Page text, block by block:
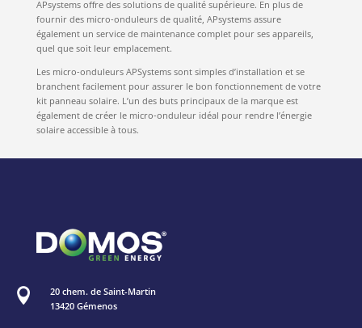
APsystems offre des solutions de qualité supérieure. En plus de
fournir des micro-onduleurs de qualité, APsystems assure
également un service de maintenance complet pour ses appareils,
quel que soit leur emplacement.
Les micro-onduleurs APSystems sont simples d’installation et se
branchent facilement pour assurer le bon fonctionnement de votre
kit panneau solaire. L’un des buts principaux de la marque est
également de créer le micro-onduleur idéal pour rendre l’énergie
solaire accessible à tous.

20 chem. de Saint-Martin
13420 Gémenos